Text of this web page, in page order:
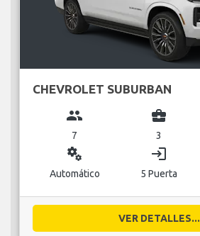
CHEVROLET SUBURBAN
group
7
business_center
3
miscellaneous_services
Automático
login
5 Puerta
VER DETALLES...